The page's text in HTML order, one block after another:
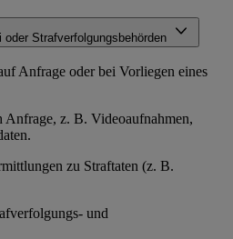
Strafverfolgungsbehörden
Anfrage oder bei Vorliegen eines
Anfrage, z. B. Videoaufnahmen,
zu Straftaten (z. B.
und